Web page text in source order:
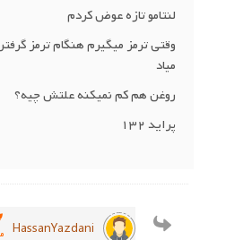
لنتامو تازه عوض کردم
وقتی ترمز میگیرم هنگام ترمز
میاد
روغن هم کم نمیکنه علتش چیه؟
پراید ۱۳۲
HassanYazdani